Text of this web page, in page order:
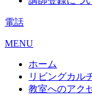
電話
MENU
ホーム
リビングカル
教室へのアク